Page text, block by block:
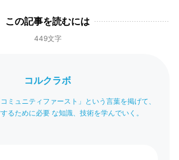
この記事を読むには
449文字
コルクラボ
ミュニティファースト」という言葉を掲げて、
るために必要 な知識、技術を学んでいく。